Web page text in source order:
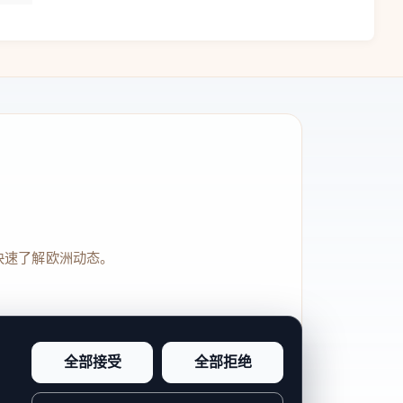
了解欧洲动态。
全部接受 全部拒绝